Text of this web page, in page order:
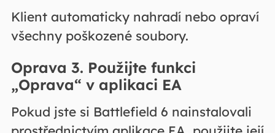
Klient automaticky nahradí nebo opraví
všechny poškozené soubory.
Oprava 3. Použijte funkci
„Oprava“ v aplikaci EA
Pokud jste si Battlefield 6 nainstalovali